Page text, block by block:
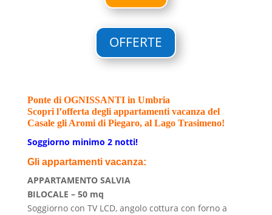
OFFERTE
Ponte di OGNISSANTI in Umbria
Scopri l’offerta degli appartamenti vacanza del
Casale gli Aromi di Piegaro, al Lago Trasimeno!
Soggiorno minimo 2 notti!
Gli appartamenti vacanza:
APPARTAMENTO SALVIA
BILOCALE – 50 mq
Soggiorno con TV LCD, angolo cottura con forno a